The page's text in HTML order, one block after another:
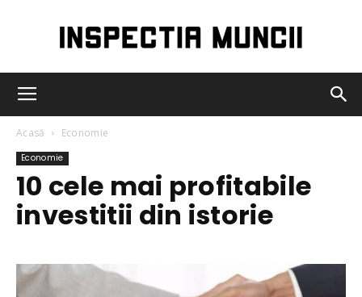
Acasă Economie
Economie
10 cele mai profitabile
investitii din istorie